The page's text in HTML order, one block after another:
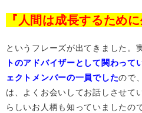
『人間は成長するため
というフレーズが出てきました。
トのアドバイザーとして関わって
ェクトメンバーの一員でしたので
は、よくお会いしてお話しさせて
らしいお人柄も知っていましたの